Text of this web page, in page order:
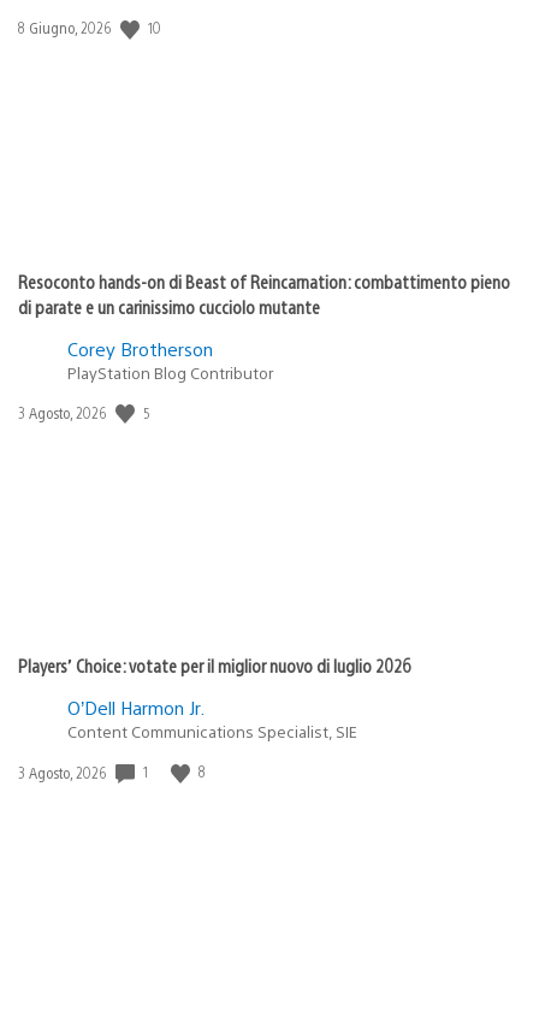
Data
8 Giugno, 2026 10
Resoconto hands-on di Beast of Reincarnation: combattimento pieno
di parate e un carinissimo cucciolo mutante
Corey Brotherson
PlayStation Blog Contributor
Data
3 Agosto, 2026 5
Players’ Choice: votate per il miglior nuovo di luglio 2026
O’Dell Harmon Jr.
Content Communications Specialist, SIE
Data
3 Agosto, 2026 1 8